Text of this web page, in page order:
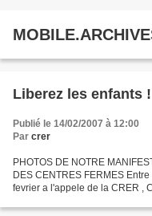
Liberez les enfants
Publié le 14/02/2007 à 12:00
Par crer
PHOTOS DE NOTRE
DES CENTRES FERMES
fevrier a l'appele de la CRER ,